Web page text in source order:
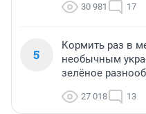
30 981 17
5
Кормить раз в
необычным
зелёное
27 018 13